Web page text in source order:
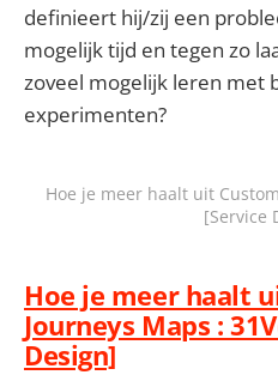
definieert hij/zij een
mogelijk tijd en tegen zo
zoveel mogelijk leren met
experimenten?
Hoe je meer haalt uit
[Service
Hoe je meer haalt
Journeys Maps :
Design]